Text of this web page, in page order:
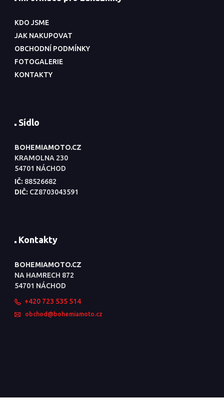
KDO JSME
JAK NAKUPOVAT
OBCHODNÍ PODMÍNKY
FOTOGALERIE
KONTAKTY
Sídlo
BOHEMIAMOTO.CZ
KRAMOLNA 230
54701 NÁCHOD
IČ: 88526682
DIČ: CZ8703043591
Kontakty
BOHEMIAMOTO.CZ
NA HAMRECH 872
54701 NÁCHOD
+420 723 535 514
obchod@bohemiamoto.cz